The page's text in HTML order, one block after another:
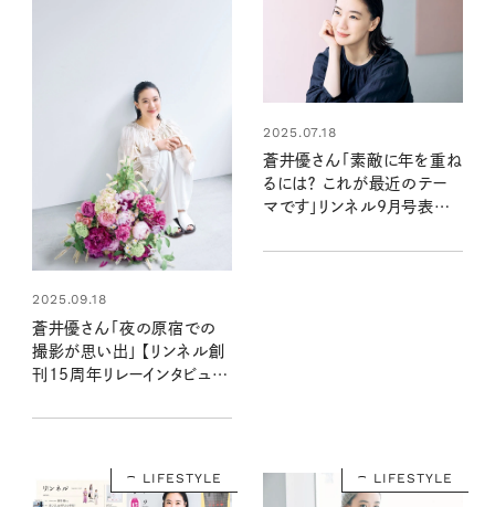
2025.09.18
蒼井優さん「夜の原宿での
撮影が思い出」 【リンネル創
刊15周年リレーインタビュー
2025.07.18
蒼井優さん「素敵に年を重ね
るには？ これが最近のテー
マです」リンネル9月号表紙
LIFESTYLE LIFESTYLE